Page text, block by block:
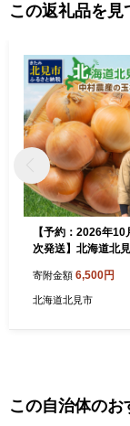
この返礼品を見
【予約：2026年10
次発送】北海道北
ネギ 玉葱 玉ねぎ 甘
ズ 10キロ 玉ねぎ生
寄附金額 6,500円
北海道北見市
この自治体のお